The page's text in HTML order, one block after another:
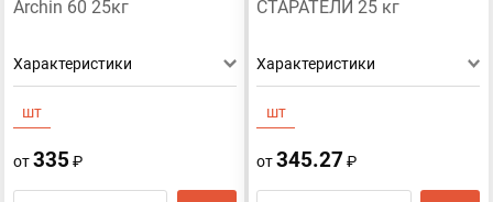
Archin 60 25кг
Характеристики
шт
от335 ₽
СТАРАТЕЛИ 25 кг
Характеристики
шт
от345.27₽